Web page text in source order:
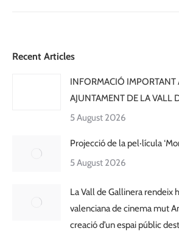
Recent Articles
INFORMACIÓ IMPORTANT
AJUNTAMENT DE LA VALL
5 August 2026
Projecció de la pel·lícula
5 August 2026
La Vall de Gallinera rendeix
valenciana de cinema mut
creació d’un espai públic